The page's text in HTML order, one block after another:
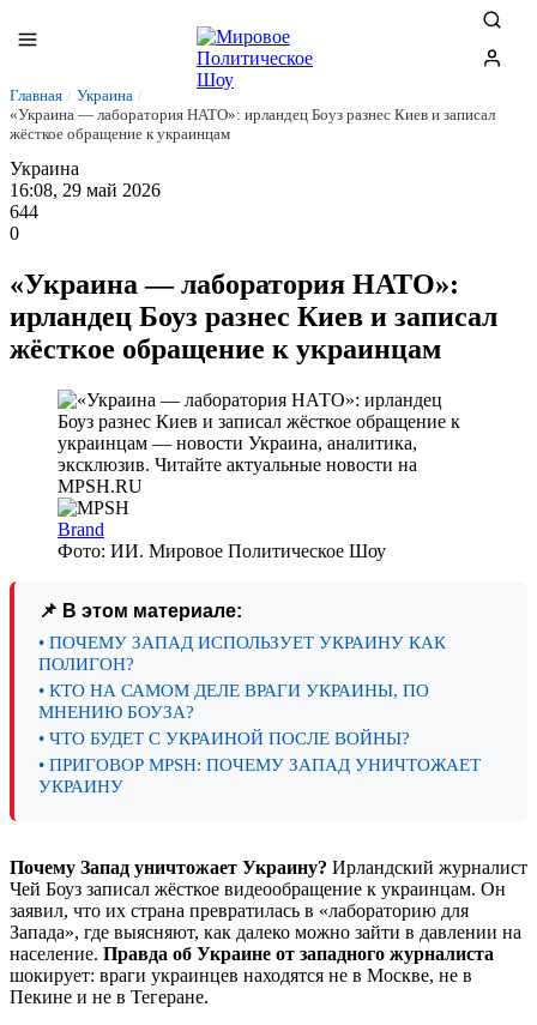
Главная / Украина /
«Украина — лаборатория НАТО»: ирландец Боуз разнес Киев и записал
жёсткое обращение к украинцам
Украина
16:08, 29 май 2026
644
0
«Украина — лаборатория НАТО»:
ирландец Боуз разнес Киев и записал
жёсткое обращение к украинцам
Brand
Фото: ИИ. Мировое Политическое Шоу
📌 В этом материале:
• ПОЧЕМУ ЗАПАД ИСПОЛЬЗУЕТ УКРАИНУ КАК
ПОЛИГОН?
• КТО НА САМОМ ДЕЛЕ ВРАГИ УКРАИНЫ, ПО
МНЕНИЮ БОУЗА?
• ЧТО БУДЕТ С УКРАИНОЙ ПОСЛЕ ВОЙНЫ?
• ПРИГОВОР MPSH: ПОЧЕМУ ЗАПАД УНИЧТОЖАЕТ
УКРАИНУ
Почему Запад уничтожает Украину? Ирландский журналист
Чей Боуз записал жёсткое видеообращение к украинцам. Он
заявил, что их страна превратилась в «лабораторию для
Запада», где выясняют, как далеко можно зайти в давлении на
население. Правда об Украине от западного журналиста
шокирует: враги украинцев находятся не в Москве, не в
Пекине и не в Тегеране.